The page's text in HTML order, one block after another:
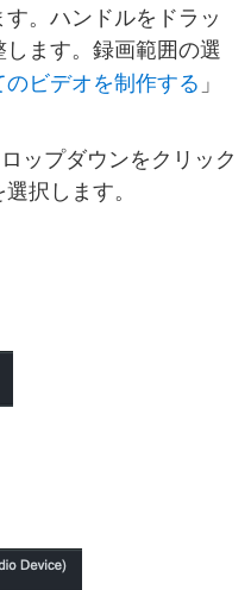
。ハンドルをドラッ
ます。録画範囲の選
のビデオを制作する 」
ップダウンをクリック
択します。